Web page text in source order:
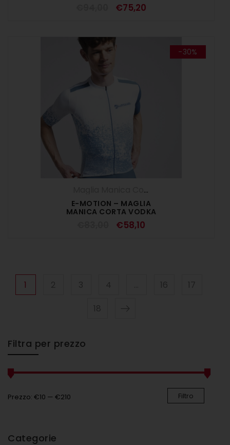
€75,20
-30%
Maglia Manica Corta
E-MOTION – MAGLIA
MANICA CORTA VODKA
€58,10
1 2 3 4 16
17
18
Filtra per prezzo
Filtro
Prezzo: €10 — €210
Categorie